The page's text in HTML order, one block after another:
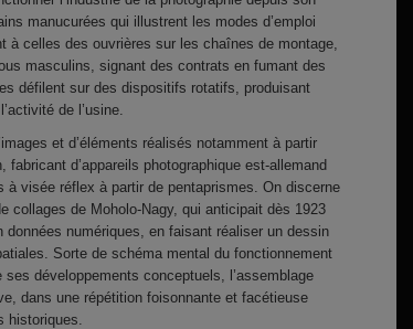
manucurées qui illustrent les modes d’emploi
à celles des ouvrières sur les chaînes de montage,
masculins, signant des contrats en fumant des
défilent sur des dispositifs rotatifs, produisant
de l’usine.
et d’éléments réalisés notamment à partir
fabricant d’appareils photographique est-allemand
à visée réflex à partir de pentaprismes. On discerne
collages de Moholo-Nagy, qui anticipait dès 1923
données numériques, en faisant réaliser un dessin
Sorte de schéma mental du fonctionnement
développements conceptuels, l’assemblage
dans une répétition foisonnante et facétieuse
historiques.